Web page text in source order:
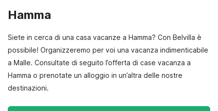
Hamma
Siete in cerca di una casa vacanze a Hamma? Con Belvilla è
possibile! Organizzeremo per voi una vacanza indimenticabile
a Malle. Consultate di seguito l’offerta di case vacanza a
Hamma o prenotate un alloggio in un’altra delle nostre
destinazioni.